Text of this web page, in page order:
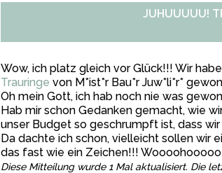
JUHUUUUU!
Wow, ich platz gleich vor Glück!!! Wir
Trauringe von M*ist*r Bau*r Juw*li*r*
Oh mein Gott, ich hab noch nie was
Hab mir schon Gedanken gemacht, wie
unser Budget so geschrumpft ist, dass
Da dachte ich schon, vielleicht sollen wir
das fast wie ein Zeichen!!!
Diese Mitteilung wurde 1 Mal aktualisiert. Die